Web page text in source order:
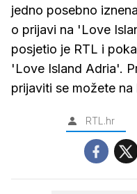
jedno posebno
o prijavi na 'Love
posjetio je RTL i
'Love Island Adria'.
prijaviti se možete
RTL.hr